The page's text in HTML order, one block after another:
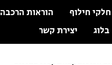
חלקי חילוף הוראות הרכבה
בלוג יצירת קשר